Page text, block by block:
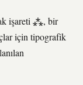
işareti ⁂, bir
için tipografik